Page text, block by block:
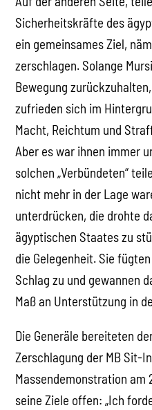
Sicherheitskräfte des
ein gemeinsames Ziel,
zerschlagen. Solange
Bewegung
zufrieden sich im
Macht, Reichtum und
Aber es war ihnen immer
solchen „Verbündeten“
nicht mehr in der Lage
unterdrücken, die drohte
ägyptischen Staates zu
die Gelegenheit. Sie
Schlag zu und gewannen
Maß an Unterstützung in
Die Generäle bereiteten
Zerschlagung der MB Sit-
Massendemonstration am
seine Ziele offen: „Ich